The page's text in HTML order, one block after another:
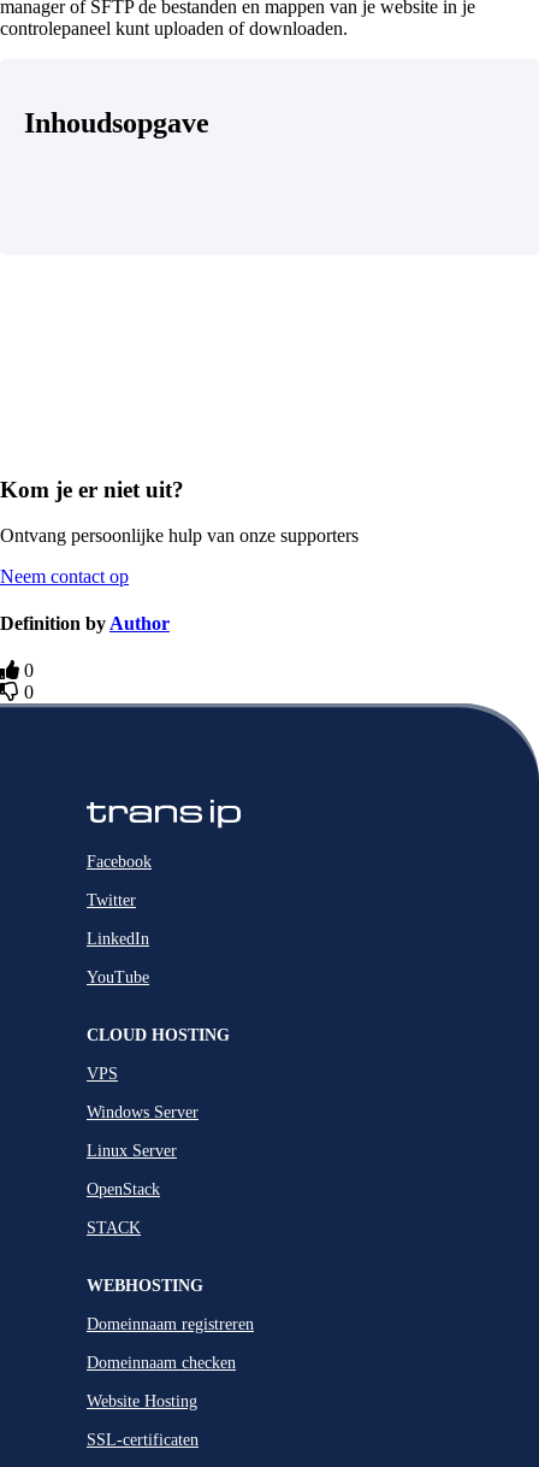
manager of SFTP de bestanden en mappen van je website in je
controlepaneel kunt uploaden of downloaden.
Inhoudsopgave
Kom je er niet uit?
Ontvang persoonlijke hulp van onze supporters
Neem contact op
Definition by Author
0
0
Facebook
Twitter
LinkedIn
YouTube
CLOUD HOSTING
VPS
Windows Server
Linux Server
OpenStack
STACK
WEBHOSTING
Domeinnaam registreren
Domeinnaam checken
Website Hosting
SSL-certificaten